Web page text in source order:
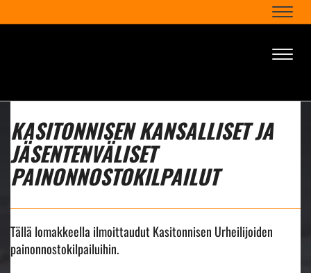
KASITONNISEN KANSALLISET JA
JÄSENTENVÄLISET
PAINONNOSTOKILPAILUT
Tällä lomakkeella ilmoittaudut Kasitonnisen Urheilijoiden
painonnostokilpailuihin.